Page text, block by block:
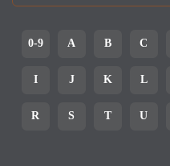
0-9 A B C
I J K L
R S T U